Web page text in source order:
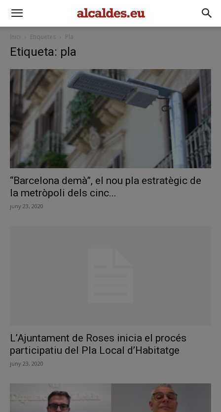
Inici Etiquetes Pla
Etiqueta: pla
“Barcelona demà”, el nou pla estratègic de
la metròpoli dels cinc...
juny 23, 2020
L’Ajuntament de Roses inicia el procés
participatiu del Pla Local d’Habitatge
juny 23, 2020